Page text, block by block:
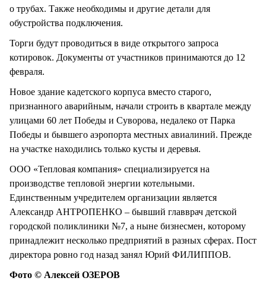
о трубах. Также необходимы и другие детали для
обустройства подключения.
Торги будут проводиться в виде открытого запроса
котировок. Документы от участников принимаются до 12
февраля.
Новое здание кадетского корпуса вместо старого,
признанного аварийным, начали строить в квартале между
улицами 60 лет Победы и Суворова, недалеко от Парка
Победы и бывшего аэропорта местных авиалиний. Прежде
на участке находились только кусты и деревья.
ООО «Тепловая компания» специализируется на
производстве тепловой энергии котельными.
Единственным учредителем организации является
Александр АНТРОПЕНКО – бывший главврач детской
городской поликлиники №7, а ныне бизнесмен, которому
принадлежит несколько предприятий в разных сферах. Пост
директора ровно год назад занял Юрий ФИЛИППОВ.
Фото © Алексей ОЗЕРОВ